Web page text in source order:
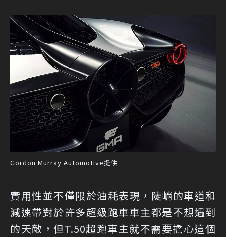
Gordon Murray Automotive提供
實用性並不僅限於油耗表現，陡峭的車道和
減速帶對於許多超級跑車車主都是不想遇到
的天敵，但T.50超跑車主就不需要擔心這個